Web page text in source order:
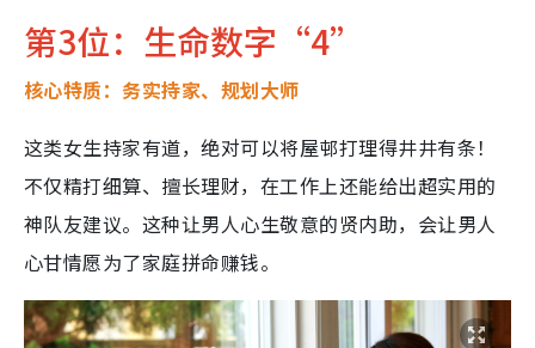
第3位：生命数字“4”
核心特质：务实持家、规划大师
这类女生持家有道，绝对可以将屋邨打理得井井有条！
不仅精打细算、擅长理财，在工作上还能给出超实用的
神队友建议。这种让男人心生敬意的贤内助，会让男人
心甘情愿为了家庭拼命赚钱。